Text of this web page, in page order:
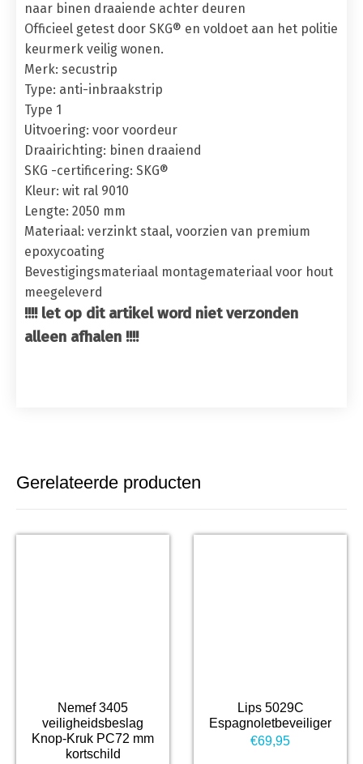
naar binen draaiende achter deuren
Officieel getest door SKG® en voldoet aan het politie
keurmerk veilig wonen.
Merk: secustrip
Type: anti-inbraakstrip
Type 1
Uitvoering: voor voordeur
Draairichting: binen draaiend
SKG -certificering: SKG®
Kleur: wit ral 9010
Lengte: 2050 mm
Materiaal: verzinkt staal, voorzien van premium
epoxycoating
Bevestigingsmateriaal montagemateriaal voor hout
meegeleverd
!!!! let op dit artikel word niet verzonden
alleen afhalen !!!!
Gerelateerde producten
Nemef 3405
veiligheidsbeslag
Knop-Kruk PC72 mm
kortschild
Lips 5029C
Espagnoletbeveiliger
€69,95